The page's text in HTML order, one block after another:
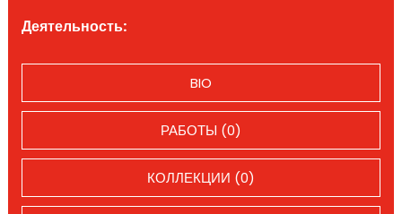
Деятельность:
BIO
РАБОТЫ (0)
КОЛЛЕКЦИИ (0)